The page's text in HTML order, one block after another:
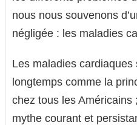
nous nous souvenons
négligée : les maladies
Les maladies
longtemps comme la
chez tous les Américains
mythe courant et